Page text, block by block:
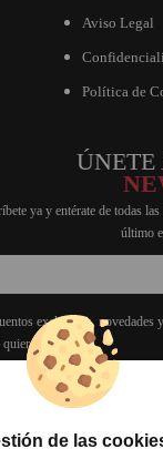
Aviso Legal
Política de
ÚNETE
ya y entérate de todas
último
exclusivos, novedades
ENVIAR
de las